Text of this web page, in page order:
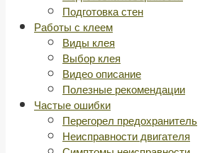
Подготовка стен
Работы с клеем
Виды клея
Выбор клея
Видео описание
Полезные рекомендации
Частые ошибки
Перегорел предохранитель
Неисправности двигателя